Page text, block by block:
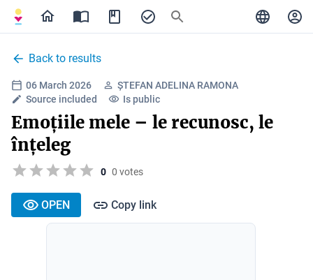
Back to results
06 March 2026
ȘTEFAN ADELINA RAMONA
Source included
Is public
Emoțiile mele – le recunosc, le
înțeleg
0 0 votes
OPEN Copy link